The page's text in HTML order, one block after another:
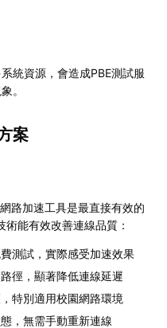
統資源，會造成PBE測試服
。
案
路加速工具是最直接有效的
術能有效改善連線品質：
測試，實際感受加速效果
徑，顯著降低連線延遲
特別適用校園網路環境
，無需手動重新連線